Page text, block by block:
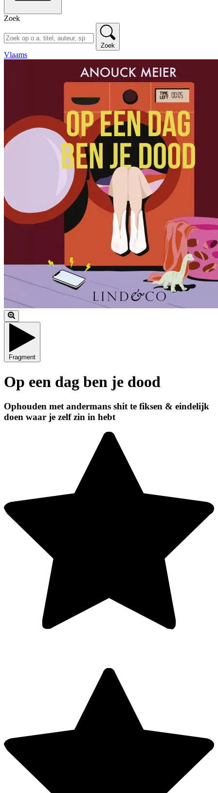
Zoek
Zoek
Vlaams
Fragment
Op een dag ben je dood
Ophouden met andermans shit te fiksen & eindelijk
doen waar je zelf zin in hebt